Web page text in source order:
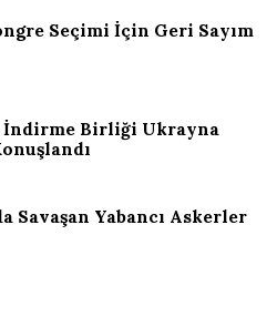
Seçimi İçin Geri Sayım
İndirme Birliği Ukrayna
Savaşan Yabancı Askerler